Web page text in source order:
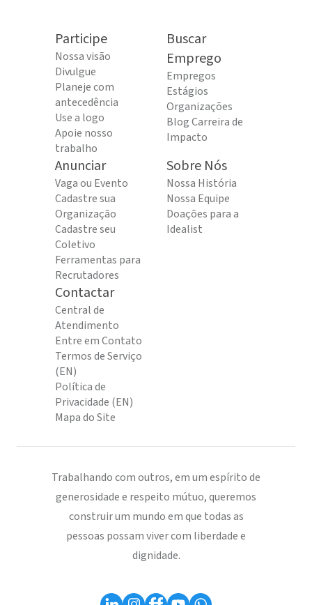
Participe
Nossa visão
Divulgue
Planeje com
antecedência
Use a logo
Apoie nosso
trabalho
Buscar
Emprego
Empregos
Estágios
Organizações
Blog Carreira de
Impacto
Anunciar
Vaga ou Evento
Cadastre sua
Organização
Cadastre seu
Coletivo
Ferramentas para
Recrutadores
Sobre Nós
Nossa História
Nossa Equipe
Doações para a
Idealist
Contactar
Central de
Atendimento
Entre em Contato
Termos de Serviço
(EN)
Política de
Privacidade (EN)
Mapa do Site
Trabalhando com outros, em um espírito de
generosidade e respeito mútuo, queremos
construir um mundo em que todas as
pessoas possam viver com liberdade e
dignidade.